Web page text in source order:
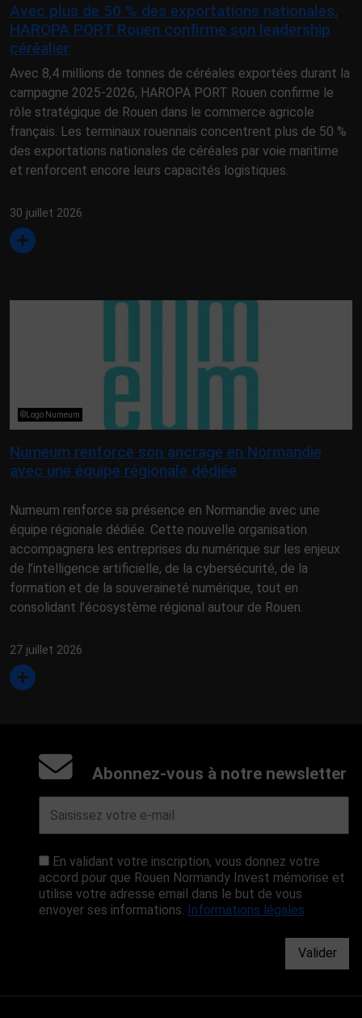
Avec plus de 50 % des exportations nationales,
HAROPA PORT Rouen confirme son leadership
céréalier
Avec 8,4 millions de tonnes de céréales exportées durant la
campagne 2025-2026, HAROPA PORT Rouen confirme le
rôle stratégique de Rouen dans le commerce agricole
français. Les terminaux rouennais concentrent plus de 50 %
des exportations nationales de céréales par voie maritime
et renforcent encore leurs capacités logistiques.
30 juillet 2026
©Logo Numeum
Numeum renforce son ancrage en Normandie
avec une équipe régionale dédiée
Numeum renforce sa présence en Normandie avec une
équipe régionale dédiée. Cette nouvelle organisation
accompagnera les entreprises du numérique sur les enjeux
de l’intelligence artificielle, de la cybersécurité, de la
formation et de la souveraineté numérique, tout en
consolidant l’écosystème régional autour de Rouen.
27 juillet 2026
Abonnez-vous à notre newsletter
En validant votre inscription, vous donnez votre
accord pour que Rouen Normandy Invest mémorise et
utilise votre adresse email dans le but de vous
envoyer ses informations. Informations légales
Valider